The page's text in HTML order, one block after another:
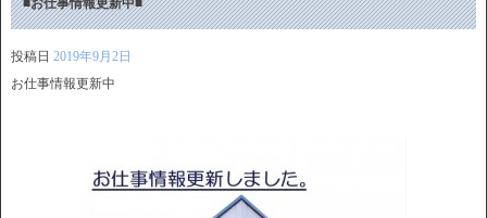
■お仕事情報更新中■
投稿日 2019年9月2日
お仕事情報更新中